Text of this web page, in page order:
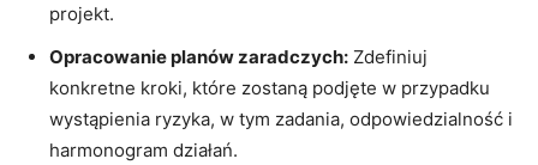
projekt.
Opracowanie⁢ planów zaradczych: Zdefiniuj​
konkretne kroki, które zostaną podjęte w przypadku
⁣wystąpienia ryzyka, w tym zadania, odpowiedzialność i
harmonogram działań.